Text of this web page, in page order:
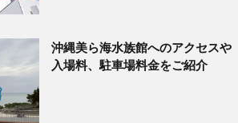
沖縄美ら海水族館へのアクセスや
入場料、駐車場料金をご紹介